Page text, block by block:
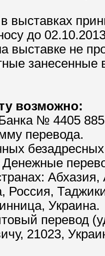
выставках
до
выставке не
возможно:
№ 4405
перевода.
Россия,
Украина.
перевод
21023,